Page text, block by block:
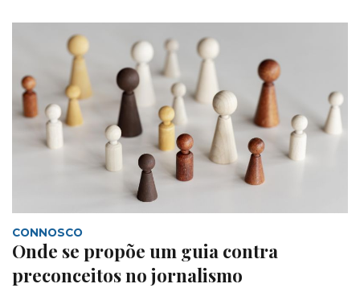
CONNOSCO
Onde se propõe um guia contra
preconceitos no jornalismo